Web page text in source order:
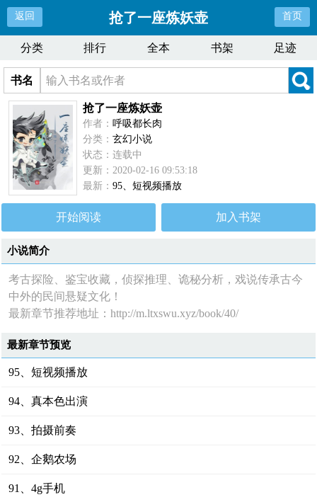
返回 抢了一座炼妖壶 首页
分类 排行 全本 书架 足迹
书名
抢了一座炼妖壶
作者：呼吸都长肉
分类：玄幻小说
状态：连载中
更新：2020-02-16 09:53:18
最新：95、短视频播放
开始阅读 加入书架
小说简介
考古探险、鉴宝收藏，侦探推理、诡秘分析，戏说传承古今
中外的民间悬疑文化！
最新章节推荐地址：http://m.ltxswu.xyz/book/40/
最新章节预览
95、短视频播放
94、真本色出演
93、拍摄前奏
92、企鹅农场
91、4g手机